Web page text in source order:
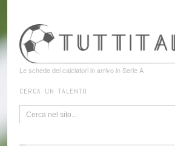
Le schede dei calciatori in arrivo in Serie A
CERCA UN TALENTO